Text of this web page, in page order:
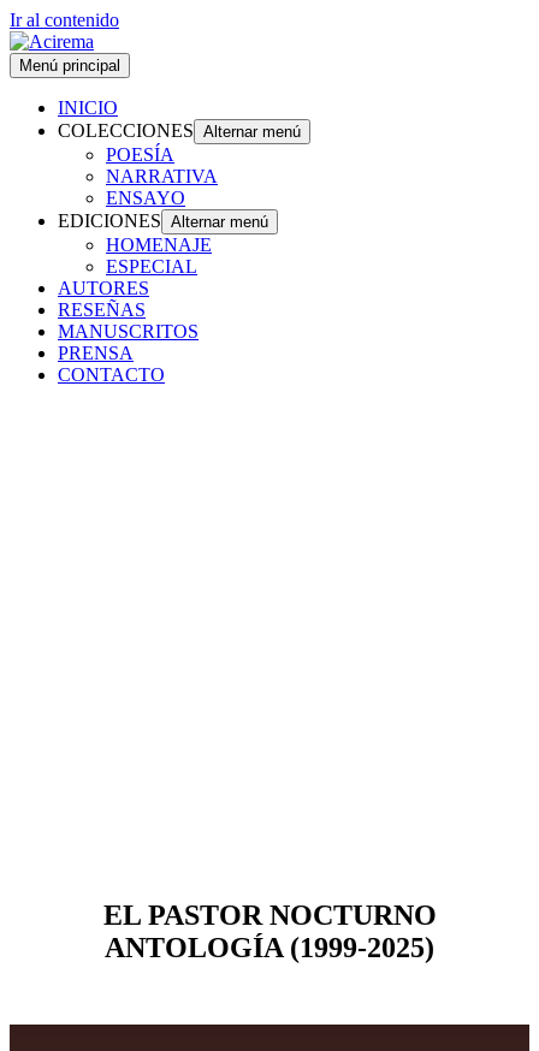
Ir al contenido
Menú principal
INICIO
COLECCIONES Alternar menú
POESÍA
NARRATIVA
ENSAYO
EDICIONES Alternar menú
HOMENAJE
ESPECIAL
AUTORES
RESEÑAS
MANUSCRITOS
PRENSA
CONTACTO
EL PASTOR NOCTURNO
ANTOLOGÍA (1999-2025)